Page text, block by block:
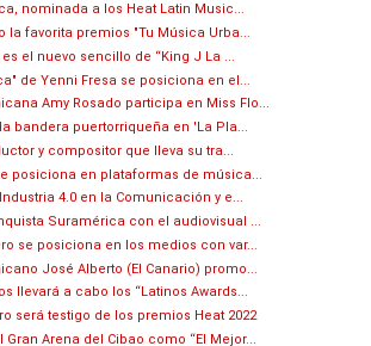
nominada a los Heat Latin Music...
la favorita premios "Tu Música Urba...
es el nuevo sencillo de “King J La ...
de Yenni Fresa se posiciona en el...
Amy Rosado participa en Miss Flo...
bandera puertorriqueña en 'La Pla...
y compositor que lleva su tra...
posiciona en plataformas de música...
4.0 en la Comunicación y e...
Suramérica con el audiovisual ...
se posiciona en los medios con var...
José Alberto (El Canario) promo...
llevará a cabo los “Latinos Awards...
será testigo de los premios Heat 2022
Gran Arena del Cibao como “El Mejor...